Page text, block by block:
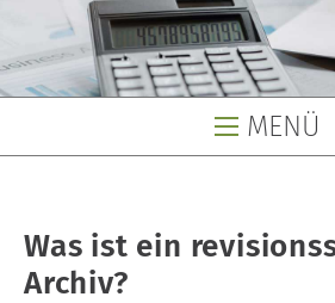
MENÜ
Was ist ein
Archiv?